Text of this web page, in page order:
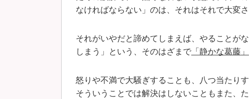
なければならない」のは、それはそれで大変さ
それがいやだと諦めてしまえば、やることが
しまう」という、そのはざまで 「静かな葛藤」
怒りや不満で大騒ぎすることも、八つ当たり
そういうことでは解決はしないこともまた、